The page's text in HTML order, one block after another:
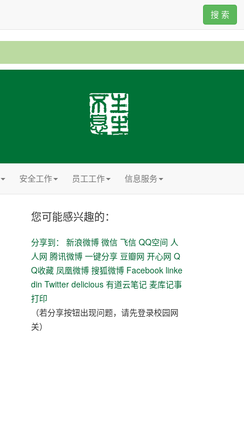
搜 索
安全工作 员工工作 信息服务
您可能感兴趣的：
分享到： 新浪微博 微信 飞信 QQ空间 人
人网 腾讯微博 一键分享 豆瓣网 开心网 Q
Q收藏 凤凰微博 搜狐微博 Facebook linke
din Twitter delicious 有道云笔记 麦库记事
打印
（若分享按钮出现问题，请先登录校园网
关）